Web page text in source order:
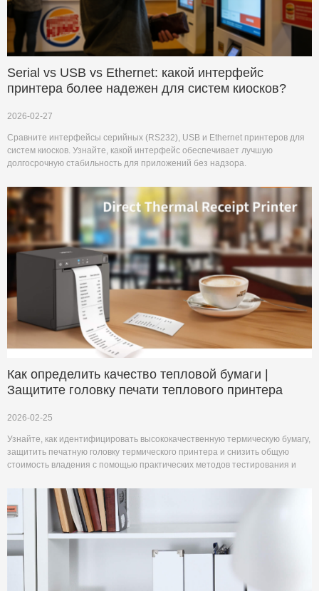
Serial vs USB vs Ethernet: какой интерфейс
принтера более надежен для систем киосков?
2026-02-27
Сравните интерфейсы серийных (RS232), USB и Ethernet принтеров для
систем киосков. Узнайте, какой интерфейс обеспечивает лучшую
долгосрочную стабильность для приложений без надзора.
Как определить качество тепловой бумаги |
Защитите головку печати теплового принтера
2026-02-25
Узнайте, как идентифицировать высококачественную термическую бумагу,
защитить печатную головку термического принтера и снизить общую
стоимость владения с помощью практических методов тестирования и